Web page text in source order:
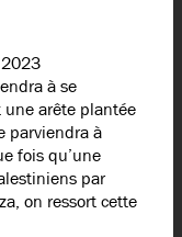
à se
une arête plantée
parviendra à
fois qu’une
par
on ressort cette